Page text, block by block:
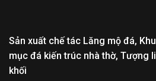
Sản xuất chế tác Lăng mộ đá,
mục đá kiến trúc nhà thờ, Tượng
khối